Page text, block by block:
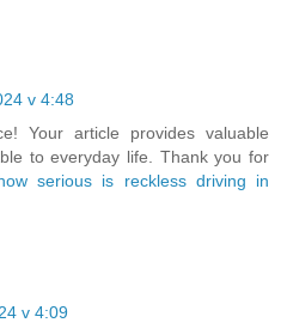
v 4:48
Your article provides valuable
to everyday life. Thank you for
serious is reckless driving in
v 4:09